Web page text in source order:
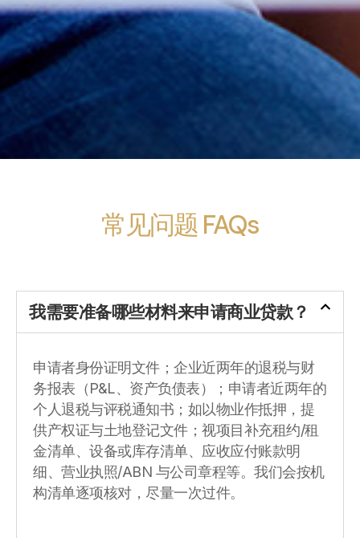
常见问题 FAQs
我需要准备哪些材料来申请商业贷款？
申请者身份证明文件；企业近两年的退税与财
务报表（P&L、资产负债表）；申请者近两年的
个人退税与评税通知书；如以物业作抵押，提
供产权证与土地登记文件；视项目补充租约/租
金清单、设备或库存清单、应收应付账款明
细、营业执照/ABN 与公司章程等。我们会按机
构清单逐项核对，尽量一次过件。